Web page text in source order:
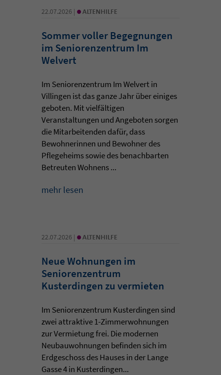
22.07.2026 | • ALTENHILFE
Sommer voller Begegnungen
im Seniorenzentrum Im
Welvert
Im Seniorenzentrum Im Welvert in
Villingen ist das ganze Jahr über einiges
geboten. Mit vielfältigen
Veranstaltungen und Angeboten sorgen
die Mitarbeitenden dafür, dass
Bewohnerinnen und Bewohner des
Pflegeheims sowie des benachbarten
Betreuten Wohnens ...
mehr lesen
22.07.2026 | • ALTENHILFE
Neue Wohnungen im
Seniorenzentrum
Kusterdingen zu vermieten
Im Seniorenzentrum Kusterdingen sind
zwei attraktive 1-Zimmerwohnungen
zur Vermietung frei. Die modernen
Neubauwohnungen befinden sich im
Erdgeschoss des Hauses in der Lange
Gasse 4 in Kusterdingen...